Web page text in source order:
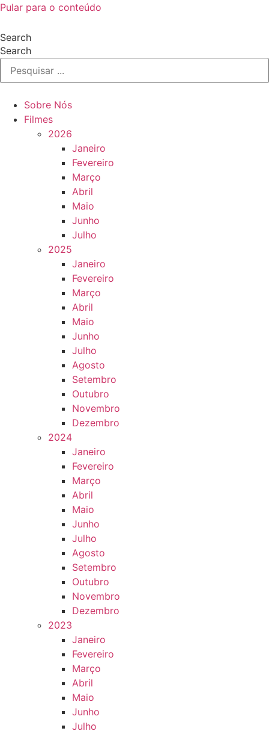
Pular para o conteúdo
Search
Search
Sobre Nós
Filmes
2026
Janeiro
Fevereiro
Março
Abril
Maio
Junho
Julho
2025
Janeiro
Fevereiro
Março
Abril
Maio
Junho
Julho
Agosto
Setembro
Outubro
Novembro
Dezembro
2024
Janeiro
Fevereiro
Março
Abril
Maio
Junho
Julho
Agosto
Setembro
Outubro
Novembro
Dezembro
2023
Janeiro
Fevereiro
Março
Abril
Maio
Junho
Julho